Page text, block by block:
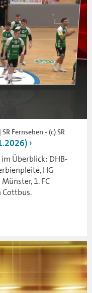
Fernsehen - (c) SR
im Überblick: DHB-
HG
1. FC
Cottbus.